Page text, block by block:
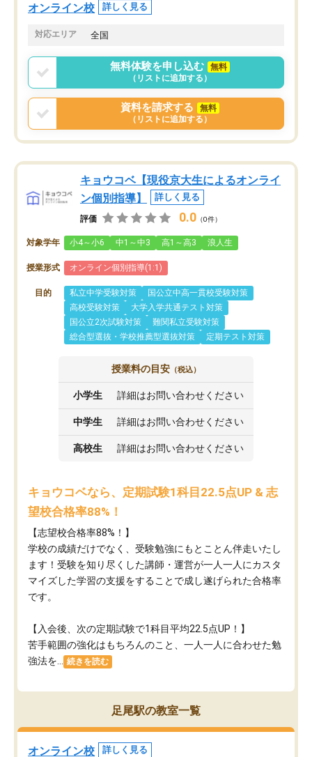
オンライン校 詳しく見る
対応エリア 全国
無料体験を申し込む
無料
（リストに追加する）
資料を請求する
無料
（リストに追加する）
キョウコベ【現役京大生によるオンライ
ン個別指導】
詳しく見る
評価 0.0 （0件）
対象学年 小4～小6 中1～中3 高1～高3 浪人生
授業形式 オンライン個別指導(1:1)
目的 私立中学受験対策
国公立中高一貫校受験対策
高校受験対策
大学入学共通テスト対策
国公立2次試験対策
難関私立受験対策
総合型選抜・学校推薦型選抜対策
定期テスト対策
授業料の目安 （税込）
小学生 詳細はお問い合わせください
中学生 詳細はお問い合わせください
高校生 詳細はお問い合わせください
キョウコベなら、定期試験1科目22.5点UP & 志
望校合格率88%！
【志望校合格率88%！】
学校の成績だけでなく、受験勉強にもとことん伴走いたし
ます！受験を知り尽くした講師・運営が​一人一人にカスタ
マイズした学習の支援をすることで成し遂げられた合格率
です。
【入会後、次の定期試験で1科目平均22.5点UP！】
苦手範囲の強化はもちろんのこと、​一人一人に合わせた勉
強法を...
続きを読む
足尾駅の教室一覧
オンライン校 詳しく見る